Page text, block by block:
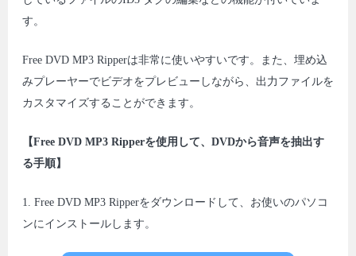
す。
Free DVD MP3 Ripperは非常に使いやすいです。また、埋め込
みプレーヤーでビデオをプレビューしながら、出力ファイルを
カスタマイズすることができます。
【Free DVD MP3 Ripperを使用して、DVDから音声を抽出す
る手順】
1. Free DVD MP3 Ripperをダウンロードして、お使いのパソコ
ンにインストールします。